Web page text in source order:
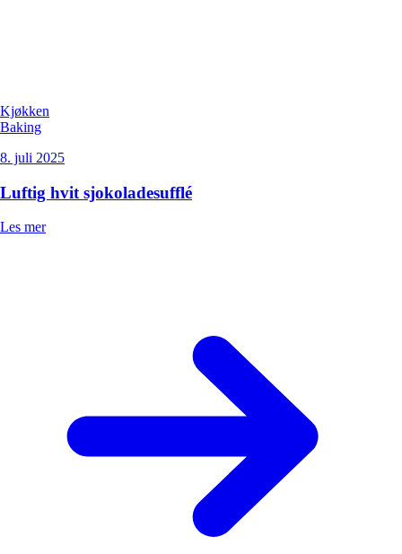
Kjøkken
Baking
8. juli 2025
Luftig hvit sjokoladesufflé
Les mer